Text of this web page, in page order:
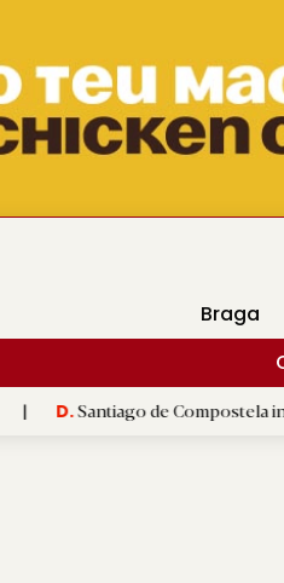
DMtv
Braga
de Compostela inaugura XVI